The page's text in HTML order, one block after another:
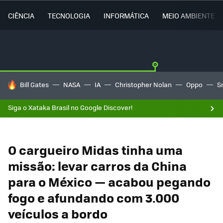
CIÊNCIA TECNOLOGIA INFORMÁTICA MEIO AMBIENTE
TENDÊNCIAS DO DIA
Bill Gates NASA IA Christopher Nolan Oppo
Siga o Xataka Brasil no Google Discover!
O cargueiro Midas tinha uma
missão: levar carros da China
para o México — acabou pegando
fogo e afundando com 3.000
veículos a bordo